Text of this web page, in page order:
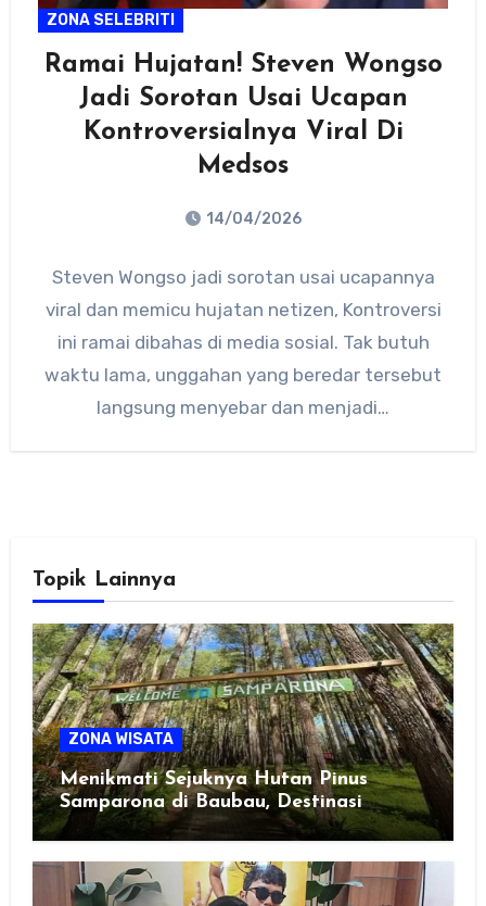
ZONA SELEBRITI
Ramai Hujatan! Steven Wongso
Jadi Sorotan Usai Ucapan
Kontroversialnya Viral Di
Medsos
14/04/2026
Comments
Steven Wongso jadi sorotan usai ucapannya
viral dan memicu hujatan netizen, Kontroversi
ini ramai dibahas di media sosial. Tak butuh
waktu lama, unggahan yang beredar tersebut
langsung menyebar dan menjadi…
Topik Lainnya
ZONA WISATA
Menikmati Sejuknya Hutan Pinus
Samparona di Baubau, Destinasi
Healing Favorit!